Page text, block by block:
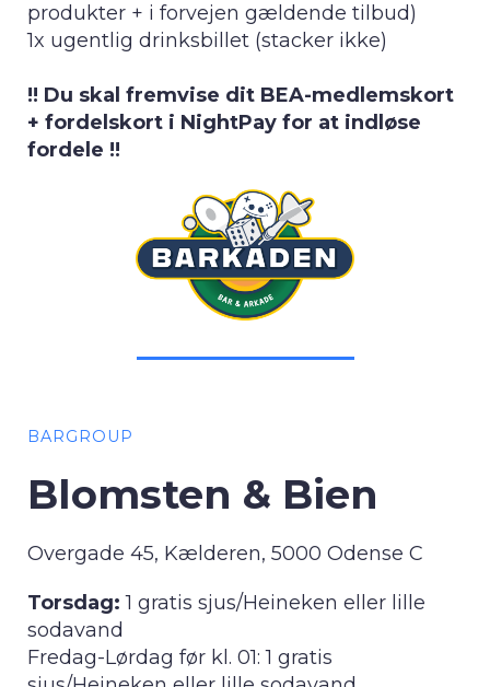
produkter + i forvejen gældende tilbud)
1x ugentlig drinksbillet (stacker ikke)
!! Du skal fremvise dit BEA-medlemskort
+ fordelskort i NightPay for at indløse
fordele !!
BARGROUP
Blomsten & Bien
Overgade 45, Kælderen, 5000 Odense C
Torsdag: 1 gratis sjus/Heineken eller lille
sodavand
Fredag-Lørdag før kl. 01: 1 gratis